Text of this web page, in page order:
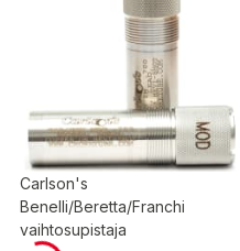
Carlson's
Benelli/Beretta/Franchi
vaihtosupistaja